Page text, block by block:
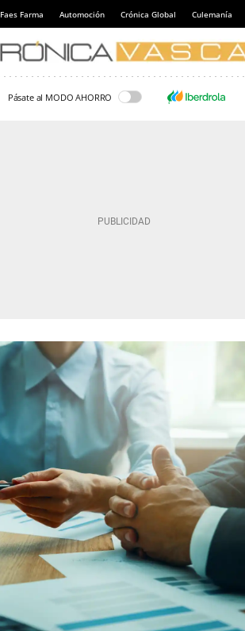
Faes Farma Automoción Crónica Global Culemanía
Pásate al MODO AHORRO